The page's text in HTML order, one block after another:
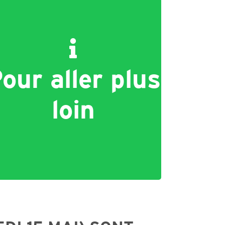
aller plus
loin
Plus d'infos sur la programmation